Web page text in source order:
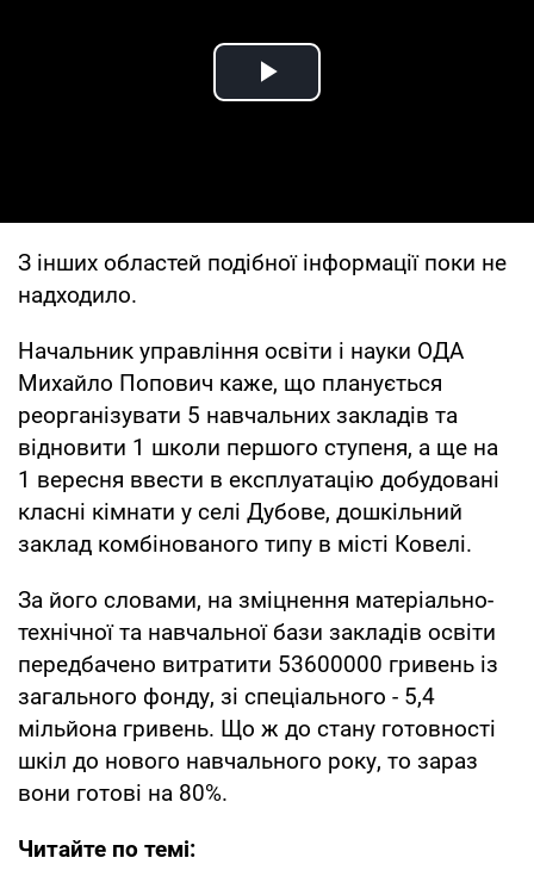
Play Video
З інших областей подібної інформації поки не
надходило.
Начальник управління освіти і науки ОДА
Михайло Попович каже, що планується
реорганізувати 5 навчальних закладів та
відновити 1 школи першого ступеня, а ще на
1 вересня ввести в експлуатацію добудовані
класні кімнати у селі Дубове, дошкільний
заклад комбінованого типу в місті Ковелі.
За його словами, на зміцнення матеріально-
технічної та навчальної бази закладів освіти
передбачено витратити 53600000 гривень із
загального фонду, зі спеціального - 5,4
мільйона гривень. Що ж до стану готовності
шкіл до нового навчального року, то зараз
вони готові на 80%.
Читайте по темі: